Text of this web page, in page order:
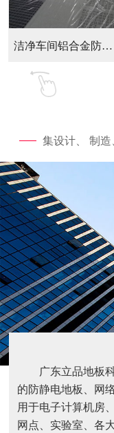
净化车间铝合金防静电...
集设计、 制
广东立品地板科
的防静电地板、网
用于电子计算机房
网点、实验室、